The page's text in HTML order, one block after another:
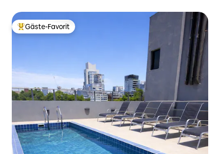
Beliebter Gäste-Favorit.
Gäste-Favorit